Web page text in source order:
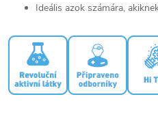
Ideális azok számára,